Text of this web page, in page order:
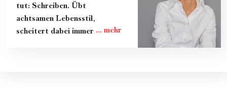
tut: Schreiben. Übt
achtsamen Lebensstil,
scheitert dabei immer wieder